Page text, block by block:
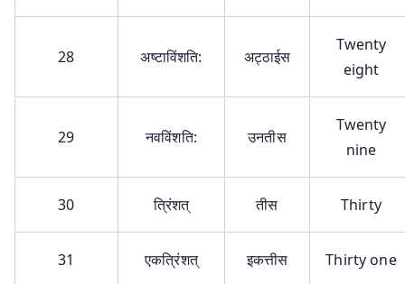
28 अष्टाविंशति: अट्ठाईस
Twenty
eight
29 नवविंशति: उनतीस
Twenty
nine
30 त्रिंशत् तीस Thirty
31 एकत्रिंशत् इकत्तीस Thirty one